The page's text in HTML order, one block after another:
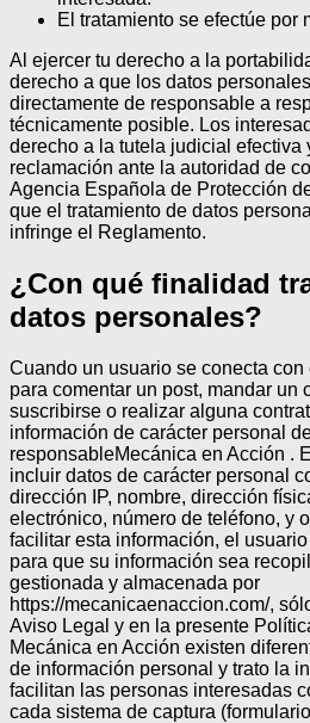
El tratamiento se efectúe por
Al ejercer tu derecho a la
derecho a que los datos
directamente de responsable a
técnicamente posible. Los
derecho a la tutela judicial efectiva
reclamación ante la autoridad de
Agencia Española de Protección
que el tratamiento de datos
infringe el Reglamento.
¿Con qué finalidad
datos personales?
Cuando un usuario se conecta
para comentar un post, mandar un
suscribirse o realizar alguna
información de carácter personal
responsableMecánica en Acción .
incluir datos de carácter personal
dirección IP, nombre, dirección
electrónico, número de teléfono, y
facilitar esta información, el
para que su información sea
gestionada y almacenada por
https://mecanicaenaccion.com/,
Aviso Legal y en la presente
Mecánica en Acción existen
de información personal y trato la
facilitan las personas interesadas
cada sistema de captura